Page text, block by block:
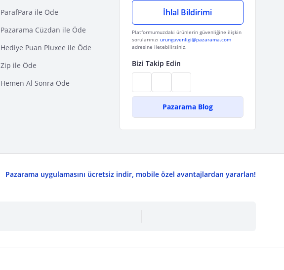
ParafPara ile Öde
Pazarama Cüzdan ile Öde
Hediye Puan Pluxee ile Öde
Zip ile Öde
Hemen Al Sonra Öde
İhlal Bildirimi
Platformumuzdaki ürünlerin güvenliğine ilişkin
sorularınızı urunguvenligi@pazarama.com
adresine iletebilirsiniz.
Bizi Takip Edin
Pazarama Blog
Pazarama uygulamasını ücretsiz indir, mobile özel avantajlardan yararlan!